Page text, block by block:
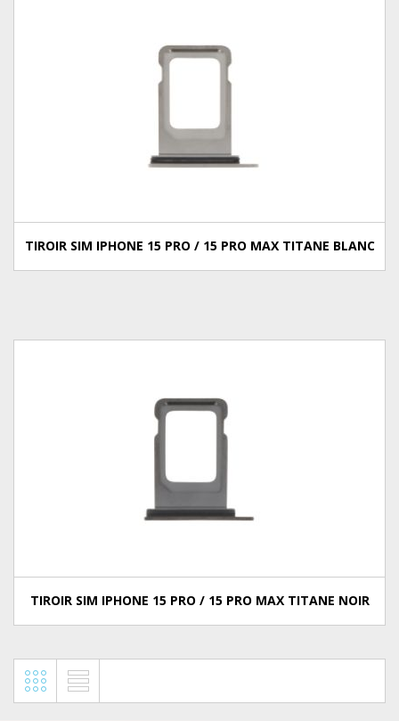
TIROIR SIM IPHONE 15 PRO / 15 PRO MAX TITANE BLANC
TIROIR SIM IPHONE 15 PRO / 15 PRO MAX TITANE NOIR